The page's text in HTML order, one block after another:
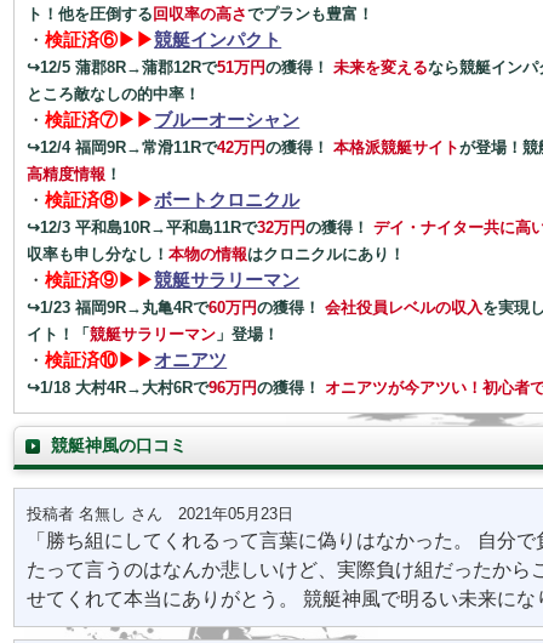
ト！他を圧倒する 回収率の高さでプランも豊富！
・検証済⑥▶▶競艇インパクト
↪12/5 蒲郡8R→蒲郡12Rで51万円の獲得！未来を変えるなら競艇イン
ところ敵なしの的中率！
・検証済⑦▶▶ブルーオーシャン
↪12/4 福岡9R→常滑11Rで42万円の獲得！本格派競艇サイトが登場！競
高精度情報 ！
・検証済⑧▶▶ボートクロニクル
↪12/3 平和島10R→平和島11Rで32万円の獲得！デイ・ナイター共に高
収率も申し分なし！本物の情報はクロニクルにあり！
・検証済⑨▶▶競艇サラリーマン
↪1/23 福岡9R→丸亀4Rで60万円の獲得！会社役員レベルの収入を実現
イト！「競艇サラリーマン 」登場！
・検証済⑩▶▶オニアツ
↪1/18 大村4R→大村6Rで96万円の獲得！オニアツが今アツい！初心者
競艇神風の口コミ
投稿者 名無し さん 2021年05月23日
「勝ち組にしてくれるって言葉に偽りはなかった。 自分で
たって言うのはなんか悲しいけど、実際負け組だったから
せてくれて本当にありがとう。 競艇神風で明るい未来にな